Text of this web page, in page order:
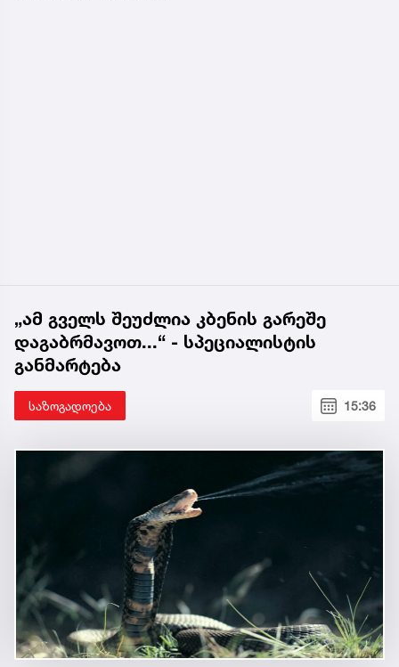
„ამ გველს შეუძლია კბენის გარეშე
დაგაბრმავოთ...“ - სპეციალისტის
განმარტება
საზოგადოება 15:36